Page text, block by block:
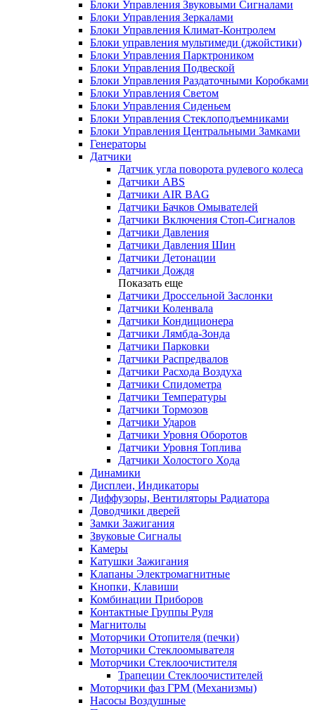
Блоки Управления Звуковыми Сигналами
Блоки Управления Зеркалами
Блоки Управления Климат-Контролем
Блоки управления мультимеди (джойстики)
Блоки Управления Парктроником
Блоки Управления Подвеской
Блоки Управления Раздаточными Коробками
Блоки Управления Светом
Блоки Управления Сиденьем
Блоки Управления Стеклоподъемниками
Блоки Управления Центральными Замками
Генераторы
Датчики
Датчик угла поворота рулевого колеса
Датчики ABS
Датчики AIR BAG
Датчики Бачков Омывателей
Датчики Включения Стоп-Сигналов
Датчики Давления
Датчики Давления Шин
Датчики Детонации
Датчики Дождя
Показать еще
Датчики Дроссельной Заслонки
Датчики Коленвала
Датчики Кондиционера
Датчики Лямбда-Зонда
Датчики Парковки
Датчики Распредвалов
Датчики Расхода Воздуха
Датчики Спидометра
Датчики Температуры
Датчики Тормозов
Датчики Ударов
Датчики Уровня Оборотов
Датчики Уровня Топлива
Датчики Холостого Хода
Динамики
Дисплеи, Индикаторы
Диффузоры, Вентиляторы Радиатора
Доводчики дверей
Замки Зажигания
Звуковые Сигналы
Камеры
Катушки Зажигания
Клапаны Электромагнитные
Кнопки, Клавиши
Комбинации Приборов
Контактные Группы Руля
Магнитолы
Моторчики Отопителя (печки)
Моторчики Стеклоомывателя
Моторчики Стеклоочистителя
Трапеции Стеклоочистителей
Моторчики фаз ГРМ (Механизмы)
Насосы Воздушные